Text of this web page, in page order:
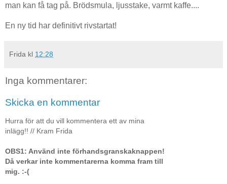
man kan få tag på. Brödsmula, ljusstake, varmt kaffe....
En ny tid har definitivt rivstartat!
Frida kl 12:28
Inga kommentarer:
Skicka en kommentar
Hurra för att du vill kommentera ett av mina
inlägg!! // Kram Frida
OBS1: Använd inte förhandsgranskaknappen!
Då verkar inte kommentarerna komma fram till
mig. :-(